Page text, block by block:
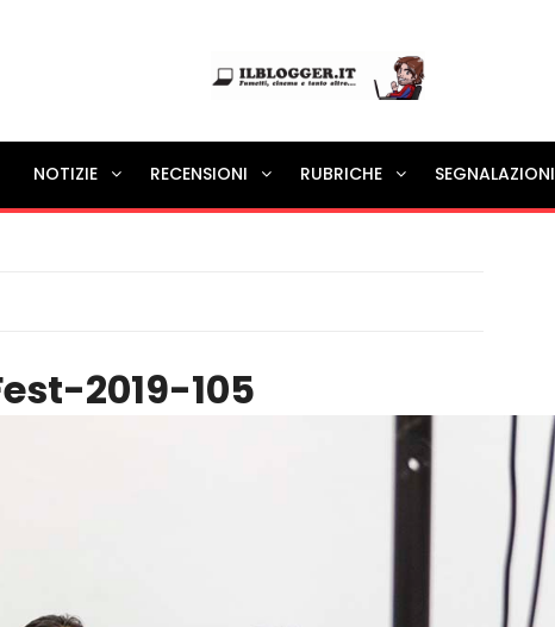
Ilblogger.it
Il portalino di blog |
NOTIZIE RECENSIONI RUBRICHE SEGNALAZIONI
2019-105